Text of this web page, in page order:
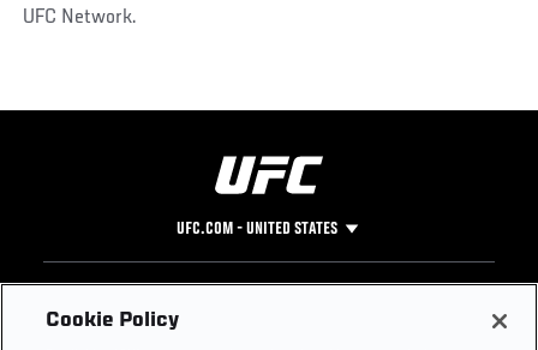
UFC Network.
UFC.COM - UNITED STATES
Footer
UFC
Cookie Policy